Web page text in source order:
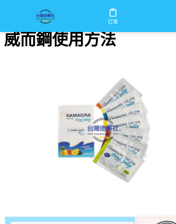
訂單
威而鋼使用方法
威而鋼使用方法